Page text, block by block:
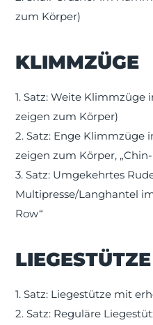
zum Körper)
KLIMMZÜGE
1. Satz: Weite
zeigen zum Körper)
2. Satz: Enge Klimmzüge
zeigen zum Körper, „Chin-
3. Satz: Umgekehrtes
Multipresse/Langhantel
Row“
LIEGESTÜTZE
1. Satz: Liegestütze mit
2. Satz: Reguläre